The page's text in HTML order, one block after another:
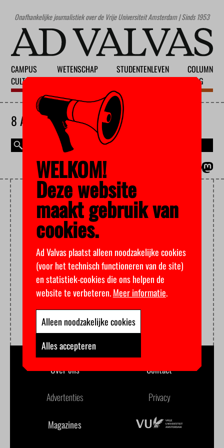
Onafhankelijke journalistiek over de Vrije Universiteit Amsterdam | Sinds 1953
CAMPUS
CULTUUR
WETENSCHAP
STUDENTENLEVEN
COLUMN
BLOG
8 AUGUSTUS 2026
CAMPUSDICHTER
Over ons Contact
Advertenties Privacy
Magazines
WELKOM!
Deze website
maakt gebruik van
cookies.
Ad Valvas plaatst alleen noodzakelijke cookies
(voor het technisch functioneren van de site)
en statistiek-cookies die ons helpen de
website te verbeteren.Meer informatie.
Alleen noodzakelijke cookies
Alles accepteren